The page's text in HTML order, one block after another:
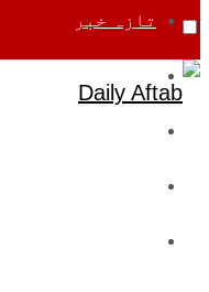
تازہ خبر